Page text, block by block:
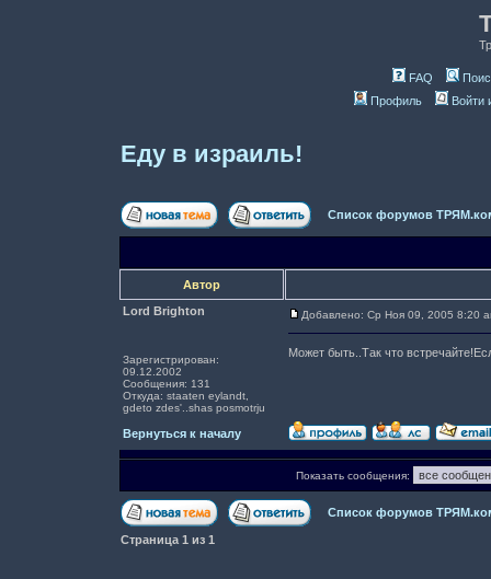
FAQ
Профиль
Войти
Еду в израиль!
Список форумов
Автор
Lord Brighton
Зарегистрирован:
09.12.2002
Сообщения: 131
Откуда: staaten eylandt,
gdeto zdes'..shas posmotrju
Добавлено: Ср Ноя 09, 2005 8:20
Может быть..Так что
Вернуться к началу
Показать сообщения:
Список форумов
Страница 1 из 1